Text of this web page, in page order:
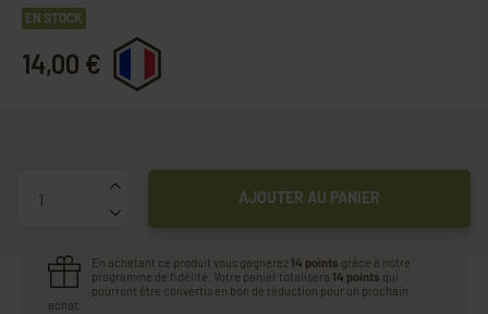
EN STOCK
14,00 €
AJOUTER AU PANIER
En achetant ce produit vous gagnerez 14 points grâce à notre
programme de fidélité. Votre panier totalisera 14 points qui
pourront être convertis en bon de réduction pour un prochain
achat.